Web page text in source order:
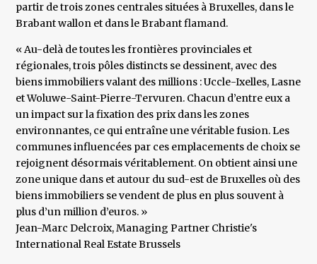
partir de trois zones centrales situées à Bruxelles, dans le
Brabant wallon et dans le Brabant flamand.
« Au-delà de toutes les frontières provinciales et
régionales, trois pôles distincts se dessinent, avec des
biens immobiliers valant des millions : Uccle-Ixelles, Lasne
et Woluwe-Saint-Pierre-Tervuren. Chacun d’entre eux a
un impact sur la fixation des prix dans les zones
environnantes, ce qui entraîne une véritable fusion. Les
communes influencées par ces emplacements de choix se
rejoignent désormais véritablement. On obtient ainsi une
zone unique dans et autour du sud-est de Bruxelles où des
biens immobiliers se vendent de plus en plus souvent à
plus d’un million d’euros. »
​Jean-Marc Delcroix, Managing Partner Christie's
International Real Estate Brussels